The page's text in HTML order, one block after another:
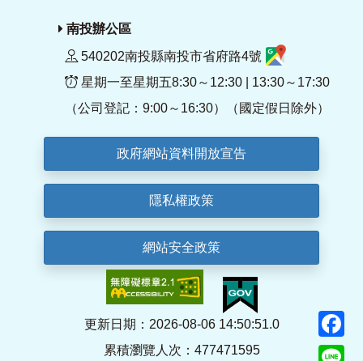
南投辦公區
540202南投縣南投市省府路4號
星期一至星期五8:30～12:30 | 13:30～17:30
（公司登記：9:00～16:30）（國定假日除外）
政府網站資料開放宣告
隱私權政策
網站安全政策
更新日期：2026-08-06 14:50:51.0
累積瀏覽人次：477471595